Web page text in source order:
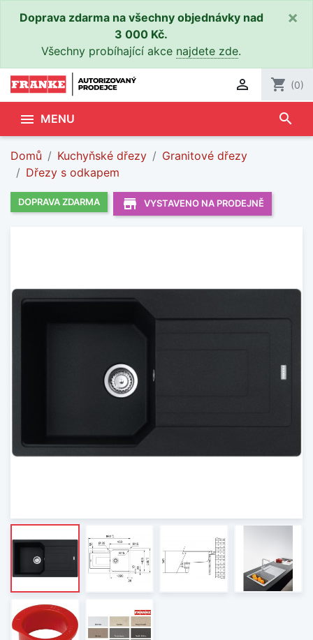
Doprava zdarma na všechny objednávky nad
3 000 Kč.
Všechny probíhající akce najdete zde.
×
 shopping_cart (0)
 MENU search
Domů Kuchyňské dřezy
Granitové dřezy
Dřezy s odkapem
DOPRAVA ZDARMA store_mall_directory VYSTAVENO NA PRODEJNĚ